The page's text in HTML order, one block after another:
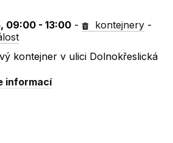
09:00 - 13:00 - kontejnery -
kontejner v ulici Dolnokřeslická
informací